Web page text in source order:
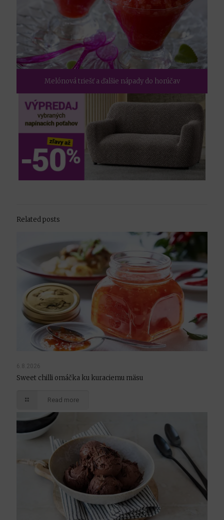
Melónová triešť a ďalšie nápady do horúčav
Related posts
6.8.2026
Sweet chilli omáčka ku kuraciemu mäsu
Read more